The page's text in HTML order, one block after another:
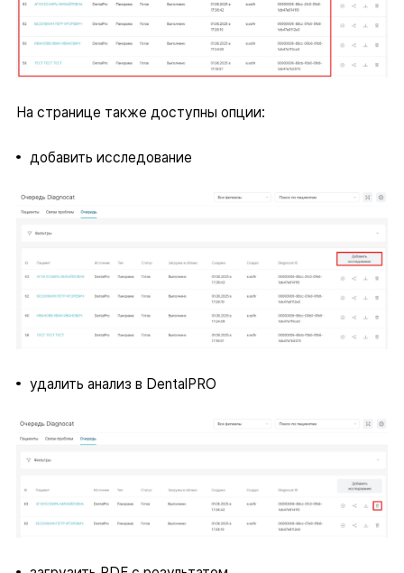
На странице также доступны опции:
добавить исследование
удалить анализ в DentalPRO